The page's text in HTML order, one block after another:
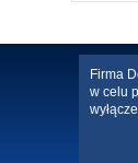
Firma
w celu